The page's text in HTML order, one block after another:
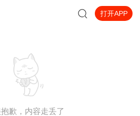
打开APP
歉，内容走丢了